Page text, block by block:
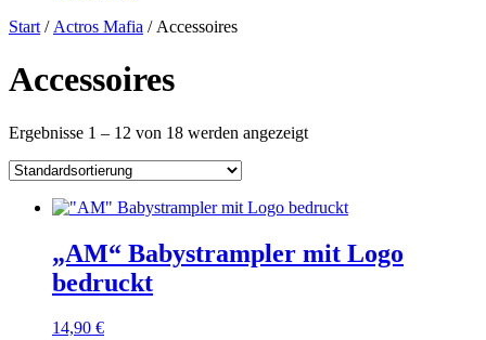
Start / Actros Mafia / Accessoires
Accessoires
Ergebnisse 1 – 12 von 18 werden angezeigt
„AM“ Babystrampler mit Logo
bedruckt
14,90 €